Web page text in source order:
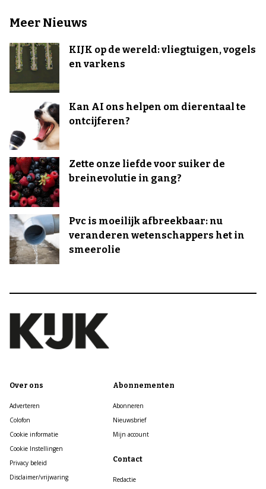
Meer Nieuws
KIJK op de wereld: vliegtuigen, vogels
en varkens
Kan AI ons helpen om dierentaal te
ontcijferen?
Zette onze liefde voor suiker de
breinevolutie in gang?
Pvc is moeilijk afbreekbaar: nu
veranderen wetenschappers het in
smeerolie
Over ons
Adverteren
Colofon
Cookie informatie
Cookie Instellingen
Privacy beleid
Disclaimer/vrijwaring
Abonnementen
Abonneren
Nieuwsbrief
Mijn account
Contact
Redactie